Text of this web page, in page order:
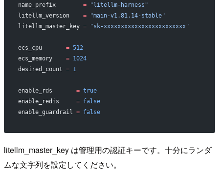
name_prefix
        =
"litellm-harness"
litellm_version
    =
"main-v1.81.14-stable"
litellm_master_key = "sk-xxxxxxxxxxxxxxxxxxxxxxxx"
ecs_cpu
       =
512
ecs_memory
    =
1024
desired_count = 1
enable_rds
       =
true
enable_redis
     =
false
enable_guardrail
= false
litellm_master_key は管理用の認証キーです。十分にランダ
ムな文字列を設定してください。